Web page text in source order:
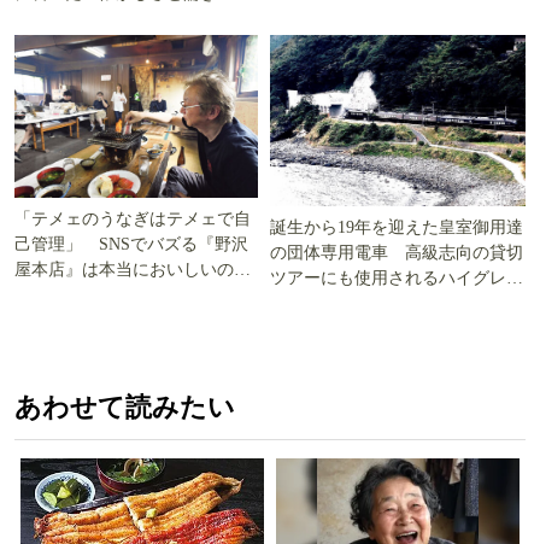
「テメェのうなぎはテメェで自
己管理」 SNSでバズる『野沢
屋本店』は本当においしいの
誕生から19年を迎えた皇室御用達
の団体専用電車 高級志向の貸切
ツアーにも使用されるハイグレー
あわせて読みたい